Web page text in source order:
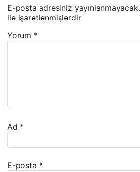
E-posta adresiniz yayınlanmayacak.
ile işaretlenmişlerdir
Yorum *
Ad *
E-posta *